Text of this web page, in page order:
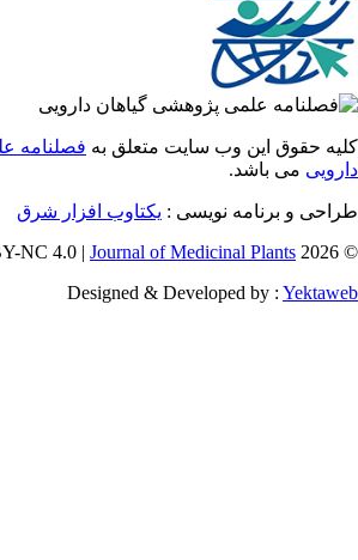
حقوق این وب سایت متعلق بهفصلنامه
می باشد.
و برنامه نویسی :یکتاوب افزار شرق
Journal of Medicinal Plants
Designed & Developed by :